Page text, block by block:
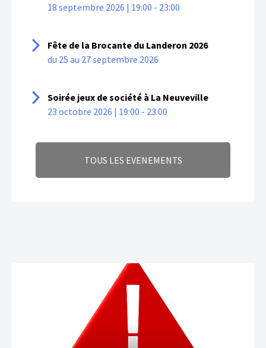
18 septembre 2026 | 19:00 - 23:00
Fête de la Brocante du Landeron 2026
du 25 au 27 septembre 2026
Soirée jeux de société à La Neuveville
23 octobre 2026 | 19:00 - 23:00
TOUS LES EVENEMENTS